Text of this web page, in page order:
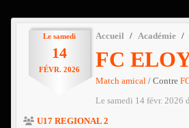
Le samedi
14
FÉVR. 2026
Accueil Académie
FC
Match amical / Contre
Le samedi 14 févr. 2026
U17 REGIONAL 2